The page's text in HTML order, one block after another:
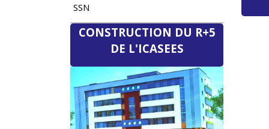
SSN
CONSTRUCTION DU R+5
DE L'ICASEES